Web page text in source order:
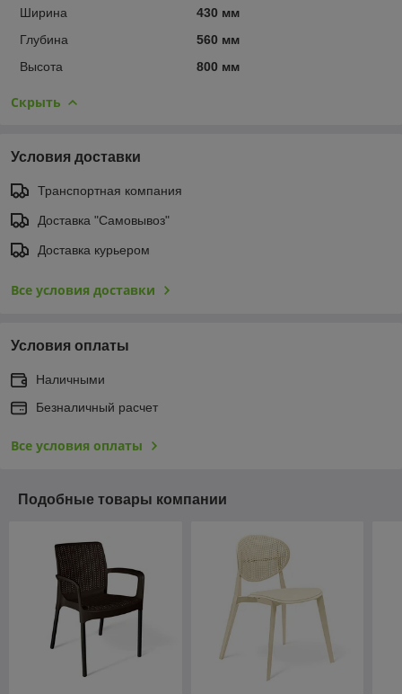
Ширина
430 мм
Глубина
560 мм
Высота
800 мм
Скрыть
Условия доставки
Транспортная компания
Доставка "Самовывоз"
Доставка курьером
Все условия доставки
Условия оплаты
Наличными
Безналичный расчет
Все условия оплаты
Подобные товары компании